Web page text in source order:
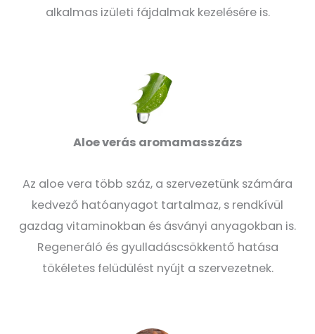
alkalmas izületi fájdalmak kezelésére is.
Aloe verás aromamasszázs
Az aloe vera több száz, a szervezetünk számára
kedvező hatóanyagot tartalmaz, s rendkívül
gazdag vitaminokban és ásványi anyagokban is.
Regeneráló és gyulladáscsökkentő hatása
tökéletes felüdülést nyújt a szervezetnek.